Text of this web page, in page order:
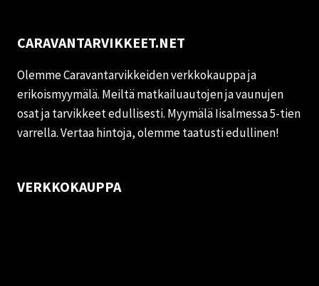
CARAVANTARVIKKEET.NET
Olemme Caravantarvikkeiden verkkokauppa ja
erikoismyymälä. Meiltä matkailuautojen ja vaunujen
osat ja tarvikkeet edullisesti. Myymälä Iisalmessa 5-tien
varrella. Vertaa hintoja, olemme taatusti edullinen!
VERKKOKAUPPA